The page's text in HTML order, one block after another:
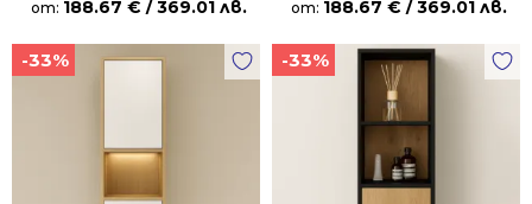
от: 188.67 € / 369.01 лв. от: 188.67 € / 369.01 лв.
-33% -33%